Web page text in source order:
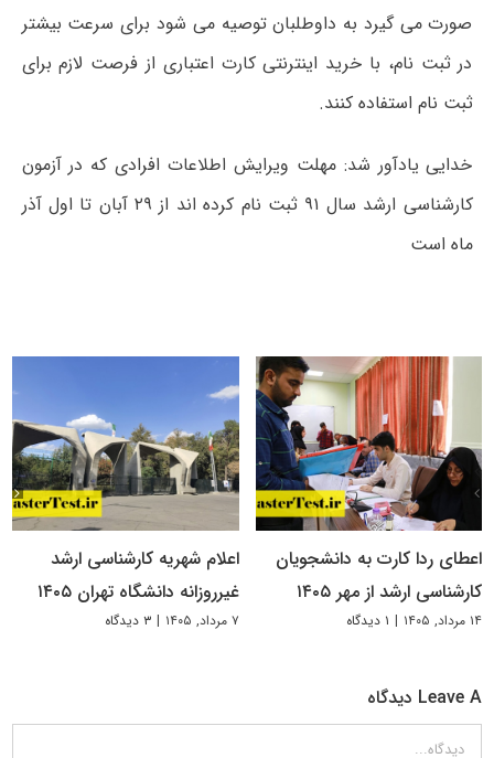
صورت می گیرد به داوطلبان توصیه می شود برای سرعت بیشتر
در ثبت نام، با خرید اینترنتی کارت اعتباری از فرصت لازم برای
ثبت نام استفاده کنند.
خدایی یادآور شد: مهلت ویرایش اطلاعات افرادی که در آزمون
کارشناسی ارشد سال ۹۱ ثبت نام کرده اند از ۲۹ آبان تا اول آذر
ماه است
اعطای ردا کارت به دانشجویان
کارشناسی ارشد از مهر ۱۴۰۵
۱۴ مرداد, ۱۴۰۵ | ۱ دیدگاه
اعلام شهریه کارشناسی ارشد
غیرروزانه دانشگاه تهران ۱۴۰۵
۷ مرداد, ۱۴۰۵ | ۳ دیدگاه
Leave A دیدگاه
دیدگاه